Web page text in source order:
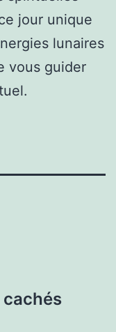
jour unique
lunaires
vous guider
cachés